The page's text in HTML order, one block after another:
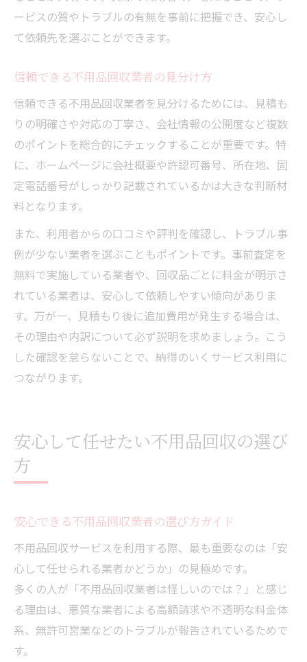
ービスの質やトラブルの有無を事前に把握でき、安心し
て依頼先を選ぶことができます。
信頼できる不用品回収業者の見分け方
信頼できる不用品回収業者を見分けるためには、見積も
りの明確さや対応の丁寧さ、会社情報の公開度など複数
のポイントを総合的にチェックすることが重要です。特
に、ホームページに会社概要や許認可番号、所在地、固
定電話番号がしっかり記載されているかは大きな判断材
料となります。
また、利用者からの口コミや評判を確認し、トラブル事
例が少ない業者を選ぶこともポイントです。事前査定を
無料で実施している業者や、回収品ごとに料金が明示さ
れている業者は、安心して依頼しやすい傾向がありま
す。万が一、見積もり後に追加費用が発生する場合は、
その理由や内訳について必ず説明を求めましょう。こう
した確認を怠らないことで、納得のいくサービス利用に
つながります。
安心して任せたい不用品回収の選び
方
安心できる不用品回収業者の選び方ガイド
不用品回収サービスを利用する際、最も重要なのは「安
心して任せられる業者かどうか」の見極めです。
多くの人が「不用品回収業者は怪しいのでは？」と感じ
る理由は、悪質な業者による高額請求や不透明な料金体
系、無許可営業などのトラブルが報告されているためで
す。